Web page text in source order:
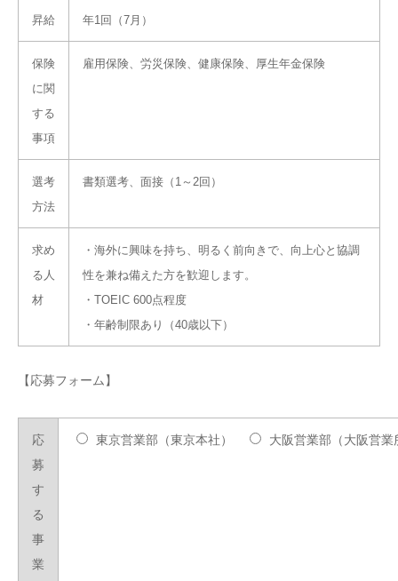
昇給 年1回（7月）
保険
に関
する
事項
雇用保険、労災保険、健康保険、厚生年金保険
選考
方法
書類選考、面接（1～2回）
求め
る人
材
・海外に興味を持ち、明るく前向きで、向上心と協調
性を兼ね備えた方を歓迎します。
・TOEIC 600点程度
・年齢制限あり（40歳以下）
【応募フォーム】
応
募
す
る
事
業
東京営業部（東京本社） 大阪営業部（大阪営業